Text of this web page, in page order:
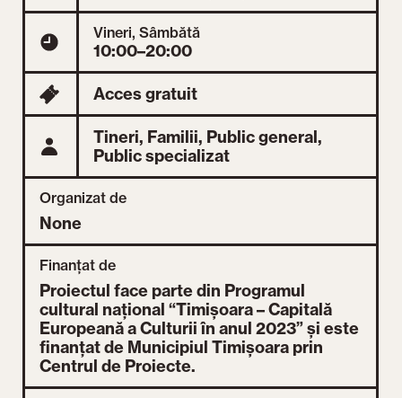
Vineri, Sâmbătă
10:00–20:00
Acces gratuit
Tineri, Familii, Public general,
Public specializat
Organizat de
None
Finanțat de
Proiectul face parte din Programul
cultural național “Timișoara – Capitală
Europeană a Culturii în anul 2023” și este
finanțat de Municipiul Timișoara prin
Centrul de Proiecte.